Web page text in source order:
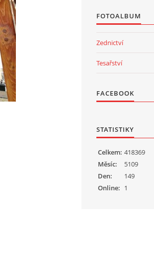
FOTOALBUM
Zednictví
Tesařství
FACEBOOK
STATISTIKY
Online: 1
Celkem: 418369
Měsíc:
5109
Den:
149